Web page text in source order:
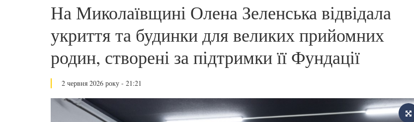
На Миколаївщині Олена Зеленська відвідала
укриття та будинки для великих прийомних
родин, створені за підтримки її Фундації
2 червня 2026 року - 21:21